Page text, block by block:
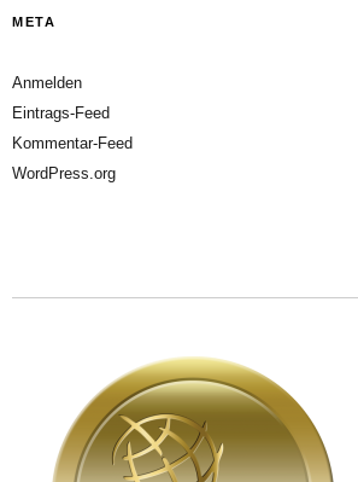
META
Anmelden
Eintrags-Feed
Kommentar-Feed
WordPress.org